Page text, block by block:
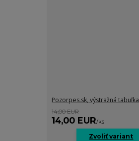
Pozorpes.sk, výstražná tabuľka
14,00 EUR
14,00 EUR/ks
Zvoliť variant